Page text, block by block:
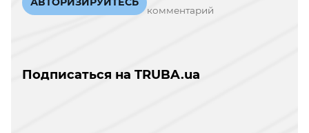
комментарий
Подписаться на TRUBA.ua